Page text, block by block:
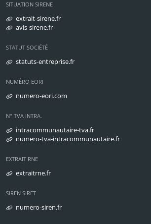
SITUATION SIRENE
extrait-sirene.fr
avis-sirene.fr
STATUT SOCIÉTÉ
statuts-entreprise.fr
NUMÉRO EORI
numero-eori.com
N° TVA INTRA.
intracommunautaire-tva.fr
numero-tva-intracommunautaire.fr
EXTRAIT RNE
extraitrne.fr
SIREN SIRET
numero-siren.fr